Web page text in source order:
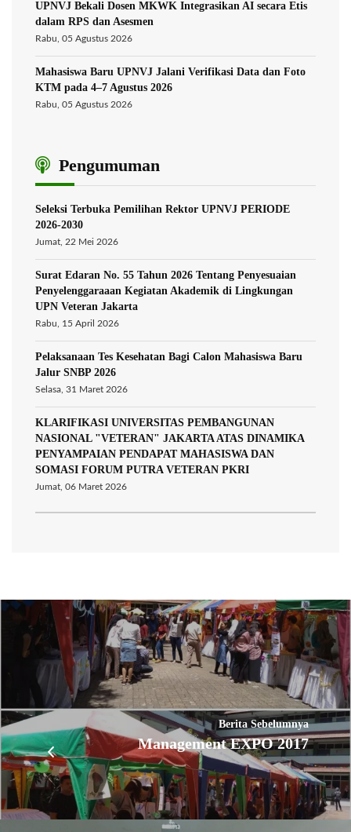
UPNVJ Bekali Dosen MKWK Integrasikan AI secara Etis
dalam RPS dan Asesmen
Rabu, 05 Agustus 2026
Mahasiswa Baru UPNVJ Jalani Verifikasi Data dan Foto
KTM pada 4–7 Agustus 2026
Rabu, 05 Agustus 2026
Pengumuman
Seleksi Terbuka Pemilihan Rektor UPNVJ PERIODE
2026-2030
Jumat, 22 Mei 2026
Surat Edaran No. 55 Tahun 2026 Tentang Penyesuaian
Penyelenggaraaan Kegiatan Akademik di Lingkungan
UPN Veteran Jakarta
Rabu, 15 April 2026
Pelaksanaan Tes Kesehatan Bagi Calon Mahasiswa Baru
Jalur SNBP 2026
Selasa, 31 Maret 2026
KLARIFIKASI UNIVERSITAS PEMBANGUNAN
NASIONAL "VETERAN" JAKARTA ATAS DINAMIKA
PENYAMPAIAN PENDAPAT MAHASISWA DAN
SOMASI FORUM PUTRA VETERAN PKRI
Jumat, 06 Maret 2026
Berita Sebelumnya
Management EXPO 2017